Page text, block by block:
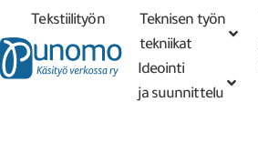
Tekstiilityön
tekniikat
Teknisen työn
tekniikat
Ideointi
ja suunnittelu